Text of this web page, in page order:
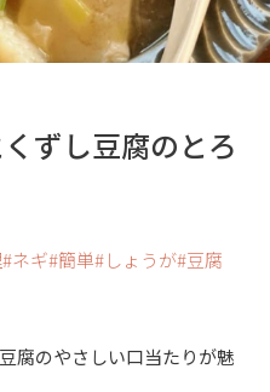
ずし豆腐のとろ
ネギ 簡単 しょうが 豆腐
腐のやさしい口当たりが魅